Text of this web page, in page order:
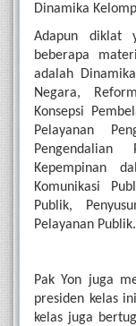
Dinamika
Adapun diklat
beberapa
adalah
Negara,
Konsepsi
Pelayanan
Pengendalian
Kepempinan
Komunikasi
Publik,
Pelayanan Publik.
Pak Yon juga
presiden kelas
kelas juga